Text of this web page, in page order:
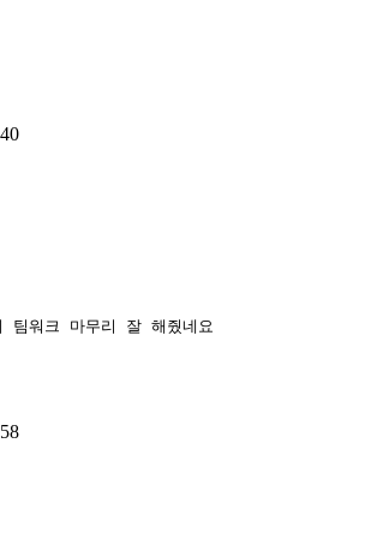
팀워크 마무리 잘 해줬네요